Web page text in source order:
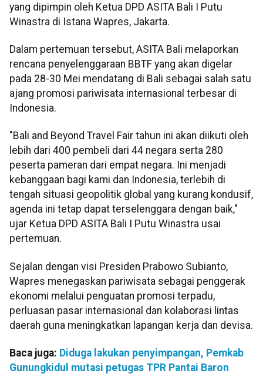
yang dipimpin oleh Ketua DPD ASITA Bali I Putu
Winastra di Istana Wapres, Jakarta.
Dalam pertemuan tersebut, ASITA Bali melaporkan
rencana penyelenggaraan BBTF yang akan digelar
pada 28-30 Mei mendatang di Bali sebagai salah satu
ajang promosi pariwisata internasional terbesar di
Indonesia.
"Bali and Beyond Travel Fair tahun ini akan diikuti oleh
lebih dari 400 pembeli dari 44 negara serta 280
peserta pameran dari empat negara. Ini menjadi
kebanggaan bagi kami dan Indonesia, terlebih di
tengah situasi geopolitik global yang kurang kondusif,
agenda ini tetap dapat terselenggara dengan baik,"
ujar Ketua DPD ASITA Bali I Putu Winastra usai
pertemuan.
Sejalan dengan visi Presiden Prabowo Subianto,
Wapres menegaskan pariwisata sebagai penggerak
ekonomi melalui penguatan promosi terpadu,
perluasan pasar internasional dan kolaborasi lintas
daerah guna meningkatkan lapangan kerja dan devisa.
Baca juga: Diduga lakukan penyimpangan, Pemkab
Gunungkidul mutasi petugas TPR Pantai Baron